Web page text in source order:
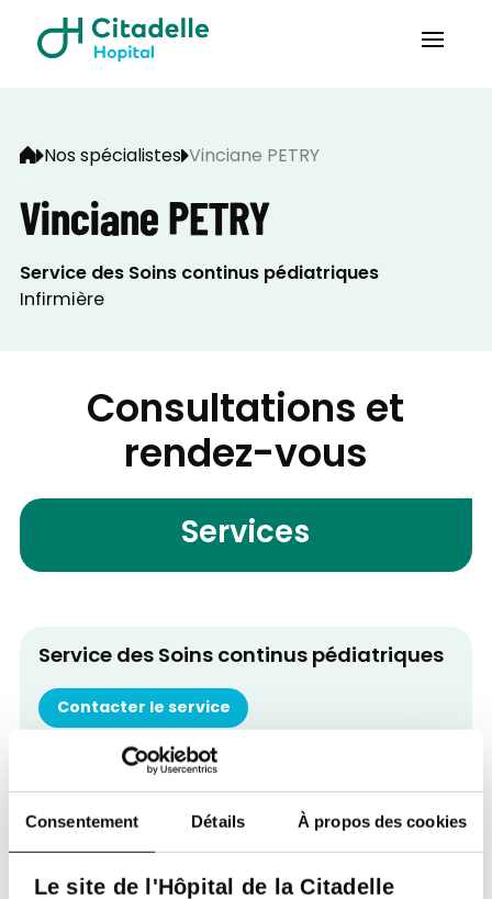
Consentement Détails À propos des cookies
Le site de l'Hôpital de la Citadelle
Nos spécialistes Vinciane PETRY
Vinciane PETRY
Service des Soins continus pédiatriques
Infirmière
Consultations et
rendez-vous
Services
Service des Soins continus pédiatriques
Contacter le service
Retour à tous nos spécialistes